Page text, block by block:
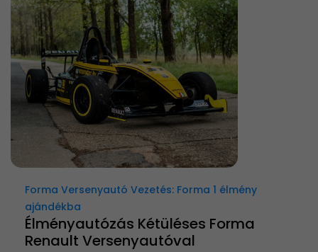
Forma Versenyautó Vezetés: Forma 1 élmény
ajándékba
Élményautózás Kétüléses Forma
Renault Versenyautóval